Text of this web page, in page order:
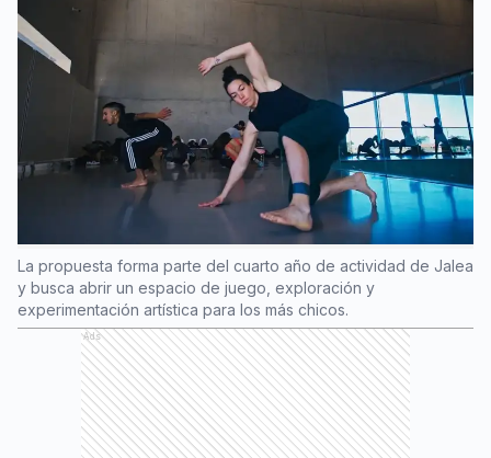
La propuesta forma parte del cuarto año de actividad de Jalea
y busca abrir un espacio de juego, exploración y
experimentación artística para los más chicos.
Ads